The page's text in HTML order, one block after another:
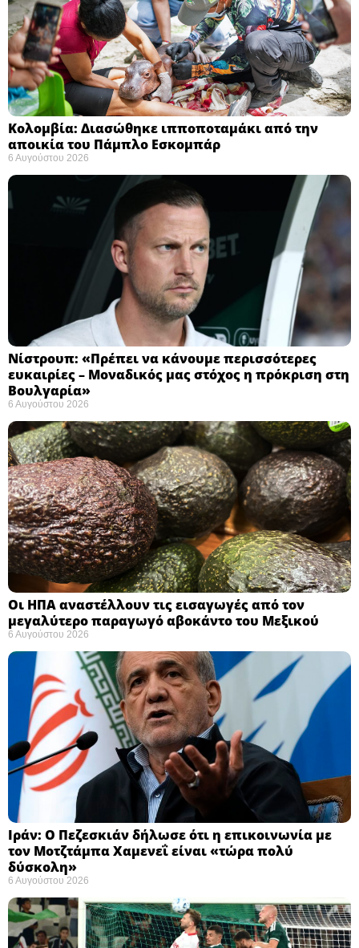
Κολομβία: Διασώθηκε ιπποποταμάκι από την
αποικία του Πάμπλο Εσκομπάρ ​
6 Αυγούστου 2026
Νίστρουπ: «Πρέπει να κάνουμε περισσότερες
ευκαιρίες – Μοναδικός μας στόχος η πρόκριση στη
Βουλγαρία» ​
6 Αυγούστου 2026
Οι ΗΠΑ αναστέλλουν τις εισαγωγές από τον
μεγαλύτερο παραγωγό αβοκάντο του Μεξικού ​
6 Αυγούστου 2026
Ιράν: Ο Πεζεσκιάν δήλωσε ότι η επικοινωνία με
τον Μοτζτάμπα Χαμενεΐ είναι «τώρα πολύ
δύσκολη» ​
6 Αυγούστου 2026